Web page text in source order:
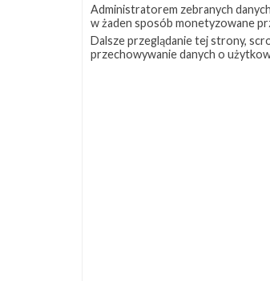
Administratorem zebranych
w żaden sposób monetyzowane
Dalsze przeglądanie tej strony,
przechowywanie danych o